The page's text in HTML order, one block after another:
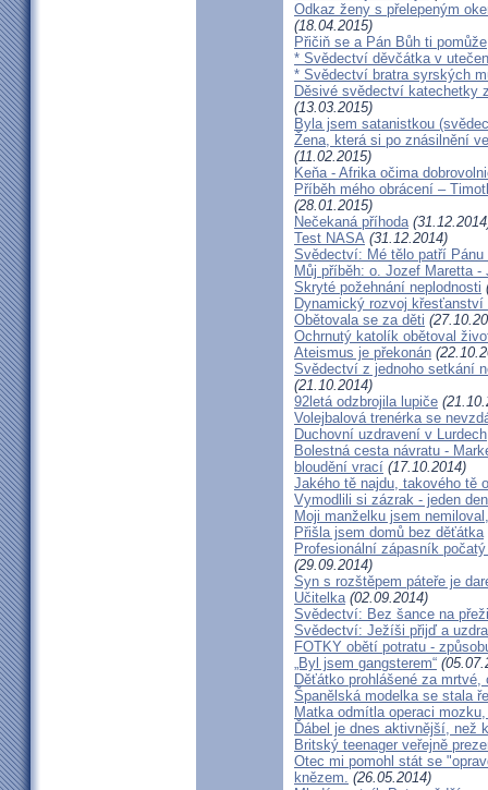
Odkaz ženy s přelepeným
(18.04.2015)
Přičiň se a Pán Bůh ti pomůže
* Svědectví děvčátka v
* Svědectví bratra syrských
Děsivé svědectví katechetky
(13.03.2015)
Byla jsem satanistkou
Žena, která si po znásilnění
(11.02.2015)
Keňa - Afrika očima
Příběh mého obrácení –
(28.01.2015)
Nečekaná příhoda
Test NASA (31.12.2014)
Svědectví: Mé tělo patří
Můj příběh: o. Jozef Maretta
Skryté požehnání neplodnosti
Dynamický rozvoj křesťanství
Obětovala se za děti
Ochrnutý katolík obětoval
Ateismus je překonán
Svědectví z jednoho setkání
(21.10.2014)
92letá odzbrojila lupiče
Volejbalová trenérka se
Duchovní uzdravení v Lurdech
Bolestná cesta návratu -
bloudění vrací (17.10.2014)
Jakého tě najdu, takového tě
Vymodlili si zázrak - jeden
Moji manželku jsem
Přišla jsem domů bez děťátka
Profesionální zápasník
(29.09.2014)
Syn s rozštěpem páteře je
Učitelka(02.09.2014)
Svědectví: Bez šance na
Svědectví: Ježíši přijď a
FOTKY obětí potratu -
„Byl jsem gangsterem“
Děťátko prohlášené za
Španělská modelka se stala
Matka odmítla operaci
Ďábel je dnes aktivnější, než
Britský teenager veřejně
Otec mi pomohl stát se
knězem. (26.05.2014)